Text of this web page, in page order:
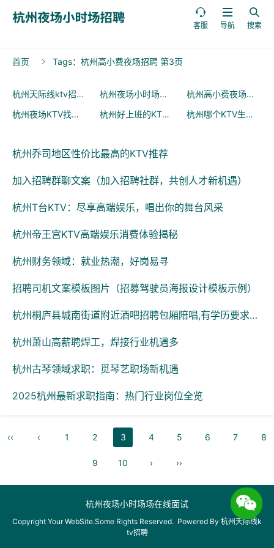

搜索

导航

客服
首页  Tags：杭州高小费夜场招聘 第3页
杭州天际线ktv招聘 (509) 杭州夜场小时场招聘 (500) 杭州高小费夜场招聘
杭州夜场KTV找工作 (10) 杭州好上班的KTV招聘 (10) 杭州哪个KTV生意好
杭州乔司地区性价比最高的KTV推荐
加入招聘群聊文案（加入招聘社群，共创人才新机遇）
杭州T台KTV：尽享高端娱乐，唱出你的舞台风采
杭州帝王宫KTV高端娱乐消费体验揭秘
杭州财务领域：就业热潮，好岗易寻
招聘司机文案模板图片（招募驾驶员海报设计模板示例）
杭州桐庐县城南街道附近酒吧招聘包厢陪唱,有学历要求吗？
杭州萧山高薪聘焊工，焊接行业机遇多
杭州古琴领域求职：觅琴艺职场新机遇
2025杭州最新求职指南：热门行业岗位全览
‹‹ ‹ 1 2 3 4 5 6 7 8
9 10 › ››
杭州夜场小时场场在线面试
Copyright Your WebSite.Some Rights Reserved. Powered By 杭州天际线k
tv招聘